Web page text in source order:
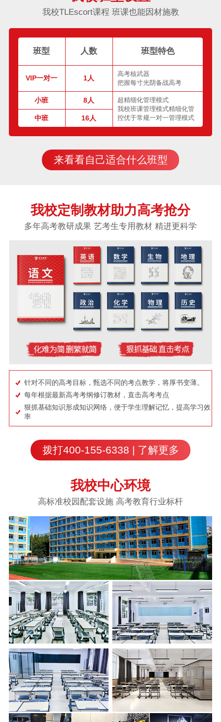
我校TLEscort课程 班课也能因材施教
班型 人数 班型特色
VIP一对一 1人
高考核武器
把握每寸光阴备战高考
小班 8人
超精细化管理模式
我校班课管理模式精细化管
控优于常规一对一管理模式
中班 16人
来看看自己适合什么班型
我校定制教材助力高考抢分
多年高考教研成果 艺考生专用教材 精进更科学
针对不同的高考目标，甄选不同的考点教学，将厚书变薄。
每年根据最新高考考纲修订教材，直击高考考点
狠抓基础知识形成知识网络，便于学生理解记忆，提高学习效
率
拨打400-155-6338 | 了解更多
我校中心环境
高标准校园配套设施 高考教育行业标杆